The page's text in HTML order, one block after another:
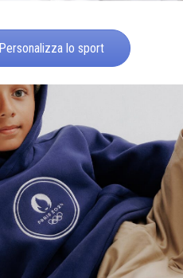
Personalizza lo sport